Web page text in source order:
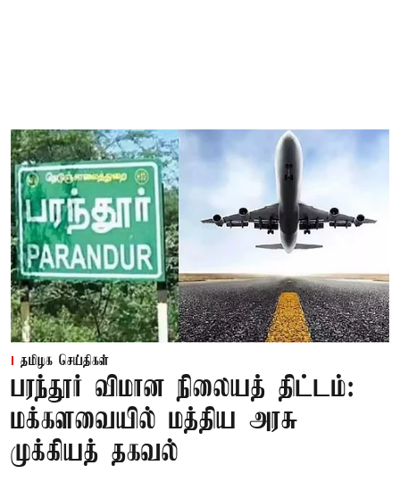
தமிழக செய்திகள்
பரந்தூர் விமான நிலையத் திட்டம்:
மக்களவையில் மத்திய அரசு
முக்கியத் தகவல்